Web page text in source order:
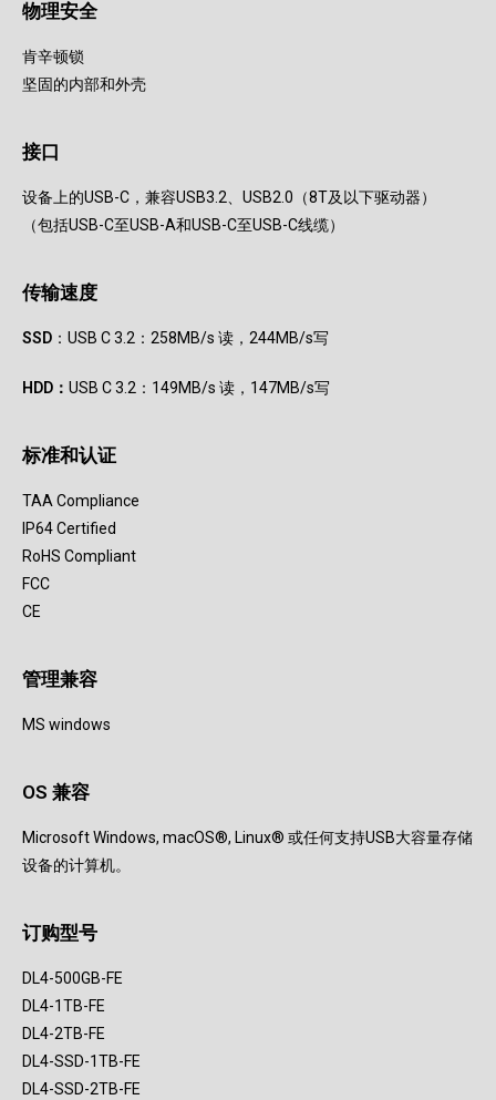
物理安全
肯辛顿锁
坚固的内部和外壳
接口
设备上的USB-C，兼容USB3.2、USB2.0（8T及以下驱动器）
（包括USB-C至USB-A和USB-C至USB-C线缆）
传输速度
SSD ：USB C 3.2：258MB/s 读，244MB/s写
HDD： USB C 3.2：149MB/s 读，147MB/s写
标准和认证
TAA Compliance
IP64 Certified
RoHS Compliant
FCC
CE
管理兼容
MS windows
OS 兼容
Microsoft Windows, macOS®, Linux® 或任何支持USB大容量存储
设备的计算机。
订购型号
DL4-500GB-FE
DL4-1TB-FE
DL4-2TB-FE
DL4-SSD-1TB-FE
DL4-SSD-2TB-FE